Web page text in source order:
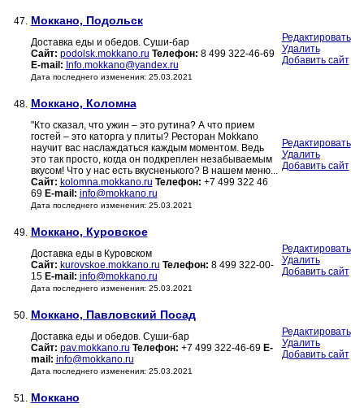
47. Моккано, Подольск
Доставка еды и обедов. Суши-бар
Сайт: podolsk.mokkano.ru Телефон: 8 499 322-46-69
E-mail: Info.mokkano@yandex.ru
Дата последнего изменения: 25.03.2021
Редактировать
Удалить
Добавить сайт
48. Моккано, Коломна
"Кто сказал, что ужин – это рутина? А что прием
гостей – это каторга у плиты? Ресторан Mokkano
научит вас наслаждаться каждым моментом. Ведь
это так просто, когда он подкреплен незабываемым
вкусом! Что у нас есть вкусненького? В нашем меню...
Сайт: kolomna.mokkano.ru Телефон: +7 499 322 46
69 E-mail: info@mokkano.ru
Дата последнего изменения: 25.03.2021
Редактировать
Удалить
Добавить сайт
49. Моккано, Куровское
Доставка еды в Куровском
Сайт: kurovskoe.mokkano.ru Телефон: 8 499 322-00-
15 E-mail: info@mokkano.ru
Дата последнего изменения: 25.03.2021
Редактировать
Удалить
Добавить сайт
50. Моккано, Павловский Посад
Доставка еды и обедов. Суши-бар
Сайт: pav.mokkano.ru Телефон: +7 499 322-46-69 E-
mail: info@mokkano.ru
Дата последнего изменения: 25.03.2021
Редактировать
Удалить
Добавить сайт
51. Моккано